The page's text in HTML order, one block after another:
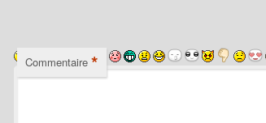
Commentaire *